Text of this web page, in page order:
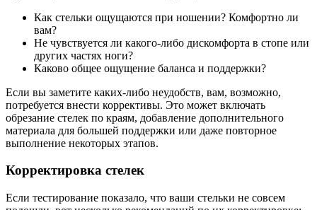
Как стельки ощущаются при ношении? Комфортно ли
вам?
Не чувствуется ли какого-либо дискомфорта в стопе или
других частях ноги?
Каково общее ощущение баланса и поддержки?
Если вы заметите каких-либо неудобств, вам, возможно,
потребуется внести коррективы. Это может включать
обрезание стелек по краям, добавление дополнительного
материала для большей поддержки или даже повторное
выполнение некоторых этапов.
Корректировка стелек
Если тестирование показало, что ваши стельки не совсем